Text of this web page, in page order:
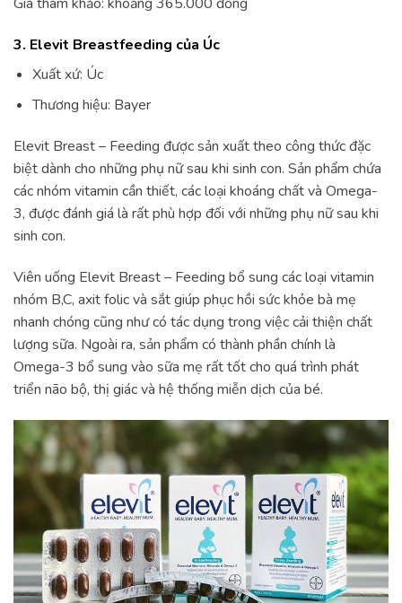
3. Elevit Breastfeeding của Úc
Xuất xứ: Úc
Thương hiệu: Bayer
Elevit Breast – Feeding được sản xuất theo công thức đặc
biệt dành cho những phụ nữ sau khi sinh con. Sản phẩm chứa
các nhóm vitamin cần thiết, các loại khoáng chất và Omega-
3, được đánh giá là rất phù hợp đối với những phụ nữ sau khi
sinh con.
Viên uống Elevit Breast – Feeding bổ sung các loại vitamin
nhóm B,C, axit folic và sắt giúp phục hồi sức khỏe bà mẹ
nhanh chóng cũng như có tác dụng trong việc cải thiện chất
lượng sữa. Ngoài ra, sản phẩm có thành phần chính là
Omega-3 bổ sung vào sữa mẹ rất tốt cho quá trình phát
triển não bộ, thị giác và hệ thống miễn dịch của bé.